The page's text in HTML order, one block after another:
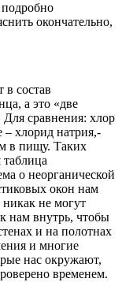
подробно
окончательно,
в состав
а это «две
сравнения: хлор
– хлорид натрия,-
в пищу. Таких
о неорганической
окон нам
никак не могут
нам внутрь, чтобы
и на полотнах
и многие
нас окружают,
временем.